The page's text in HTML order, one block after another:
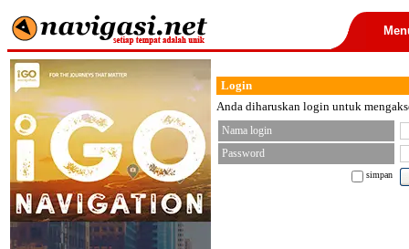
Login
Anda diharuskan login untuk
Nama login
Password
simpan